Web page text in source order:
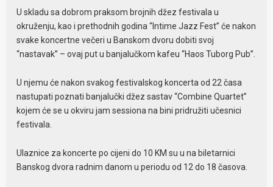
U skladu sa dobrom praksom brojnih džez festivala u
okruženju, kao i prethodnih godina “Intime Jazz Fest” će nakon
svake koncertne večeri u Banskom dvoru dobiti svoj
“nastavak” – ovaj put u banjalučkom kafeu “Haos Tuborg Pub”.
U njemu će nakon svakog festivalskog koncerta od 22 časa
nastupati poznati banjalučki džez sastav “Combine Quartet”
kojem će se u okviru jam sessiona na bini pridružiti učesnici
festivala.
Ulaznice za koncerte po cijeni do 10 KM su u na biletarnici
Banskog dvora radnim danom u periodu od 12 do 18 časova.